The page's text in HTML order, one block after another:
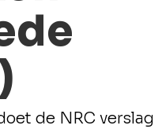
de NRC verslag